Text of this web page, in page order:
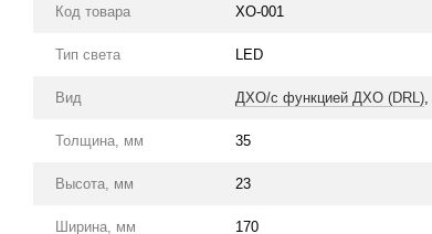
Код товара ХО-001
Тип света LED
Вид ДХО/с функцией ДХО (DRL)
Толщина, мм 35
Высота, мм 23
Ширина, мм 170